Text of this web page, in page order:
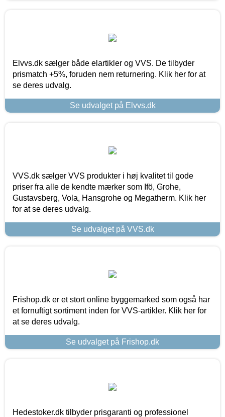
Elvvs.dk sælger både elartikler og VVS. De tilbyder
prismatch +5%, foruden nem returnering. Klik her for at
se deres udvalg.
Se udvalget på Elvvs.dk
VVS.dk sælger VVS produkter i høj kvalitet til gode
priser fra alle de kendte mærker som Ifö, Grohe,
Gustavsberg, Vola, Hansgrohe og Megatherm. Klik her
for at se deres udvalg.
Se udvalget på VVS.dk
Frishop.dk er et stort online byggemarked som også har
et fornuftigt sortiment inden for VVS-artikler. Klik her for
at se deres udvalg.
Se udvalget på Frishop.dk
Hedestoker.dk tilbyder prisgaranti og professionel